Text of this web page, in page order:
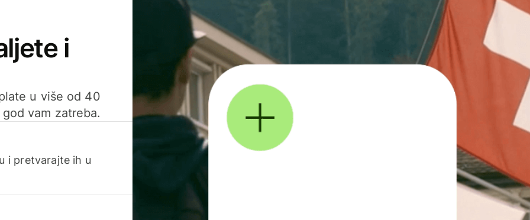
i
u više od 40
vam zatreba.
i pretvarajte ih u